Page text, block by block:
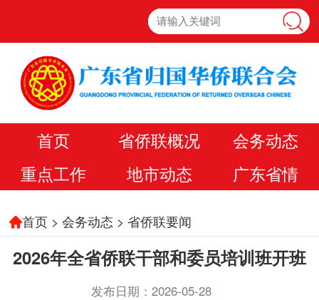
首页 省侨联概况
会务动态
重点工作
地市动态 广东省情
首页 >会务动态 >省侨联要闻
2026年全省侨联干部和委员培训班开班
发布日期：2026-05-28